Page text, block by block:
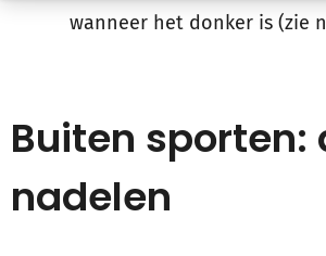
wanneer het donker is (zie
Buiten sporten:
nadelen